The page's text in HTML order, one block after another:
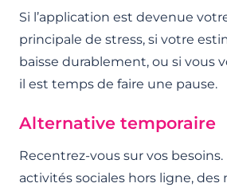
Si l’application est devenue
principale de stress, si votre
baisse durablement, ou si vous
il est temps de faire une pause.
Alternative temporaire
Recentrez-vous sur vos
activités sociales hors ligne,